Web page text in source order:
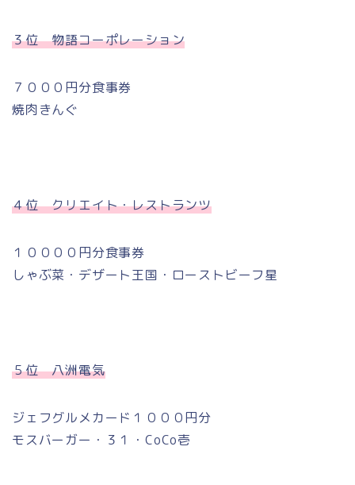
３位 物語コーポレーション
７０００円分食事券
焼肉きんぐ
４位 クリエイト・レストランツ
１００００円分食事券
しゃぶ菜・デザート王国・ローストビーフ星
５位 八洲電気
ジェフグルメカード１０００円分
モスバーガー・３１・CoCo壱